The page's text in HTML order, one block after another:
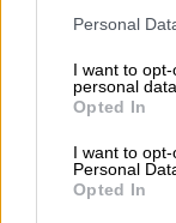
Please note that
not limited to
grant or deny
use your data for
consent section.
Personal
I want to
personal data.
Opted In
I want to
Personal
Opted In
Πεδίο μάχης
γιατρό του
Δημήτρη